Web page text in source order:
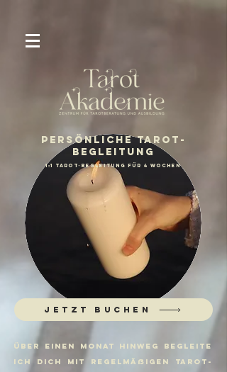
Persönliche Tarot-
Begleitung
1:1 Tarot-Begleitung für 4 wochen
Jetzt buchen
​Über einen Monat hinweg begleite
ich dich mit regelmäßigen Tarot-